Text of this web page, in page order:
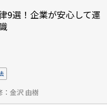
9選！企業が安心して運
：金沢 由樹